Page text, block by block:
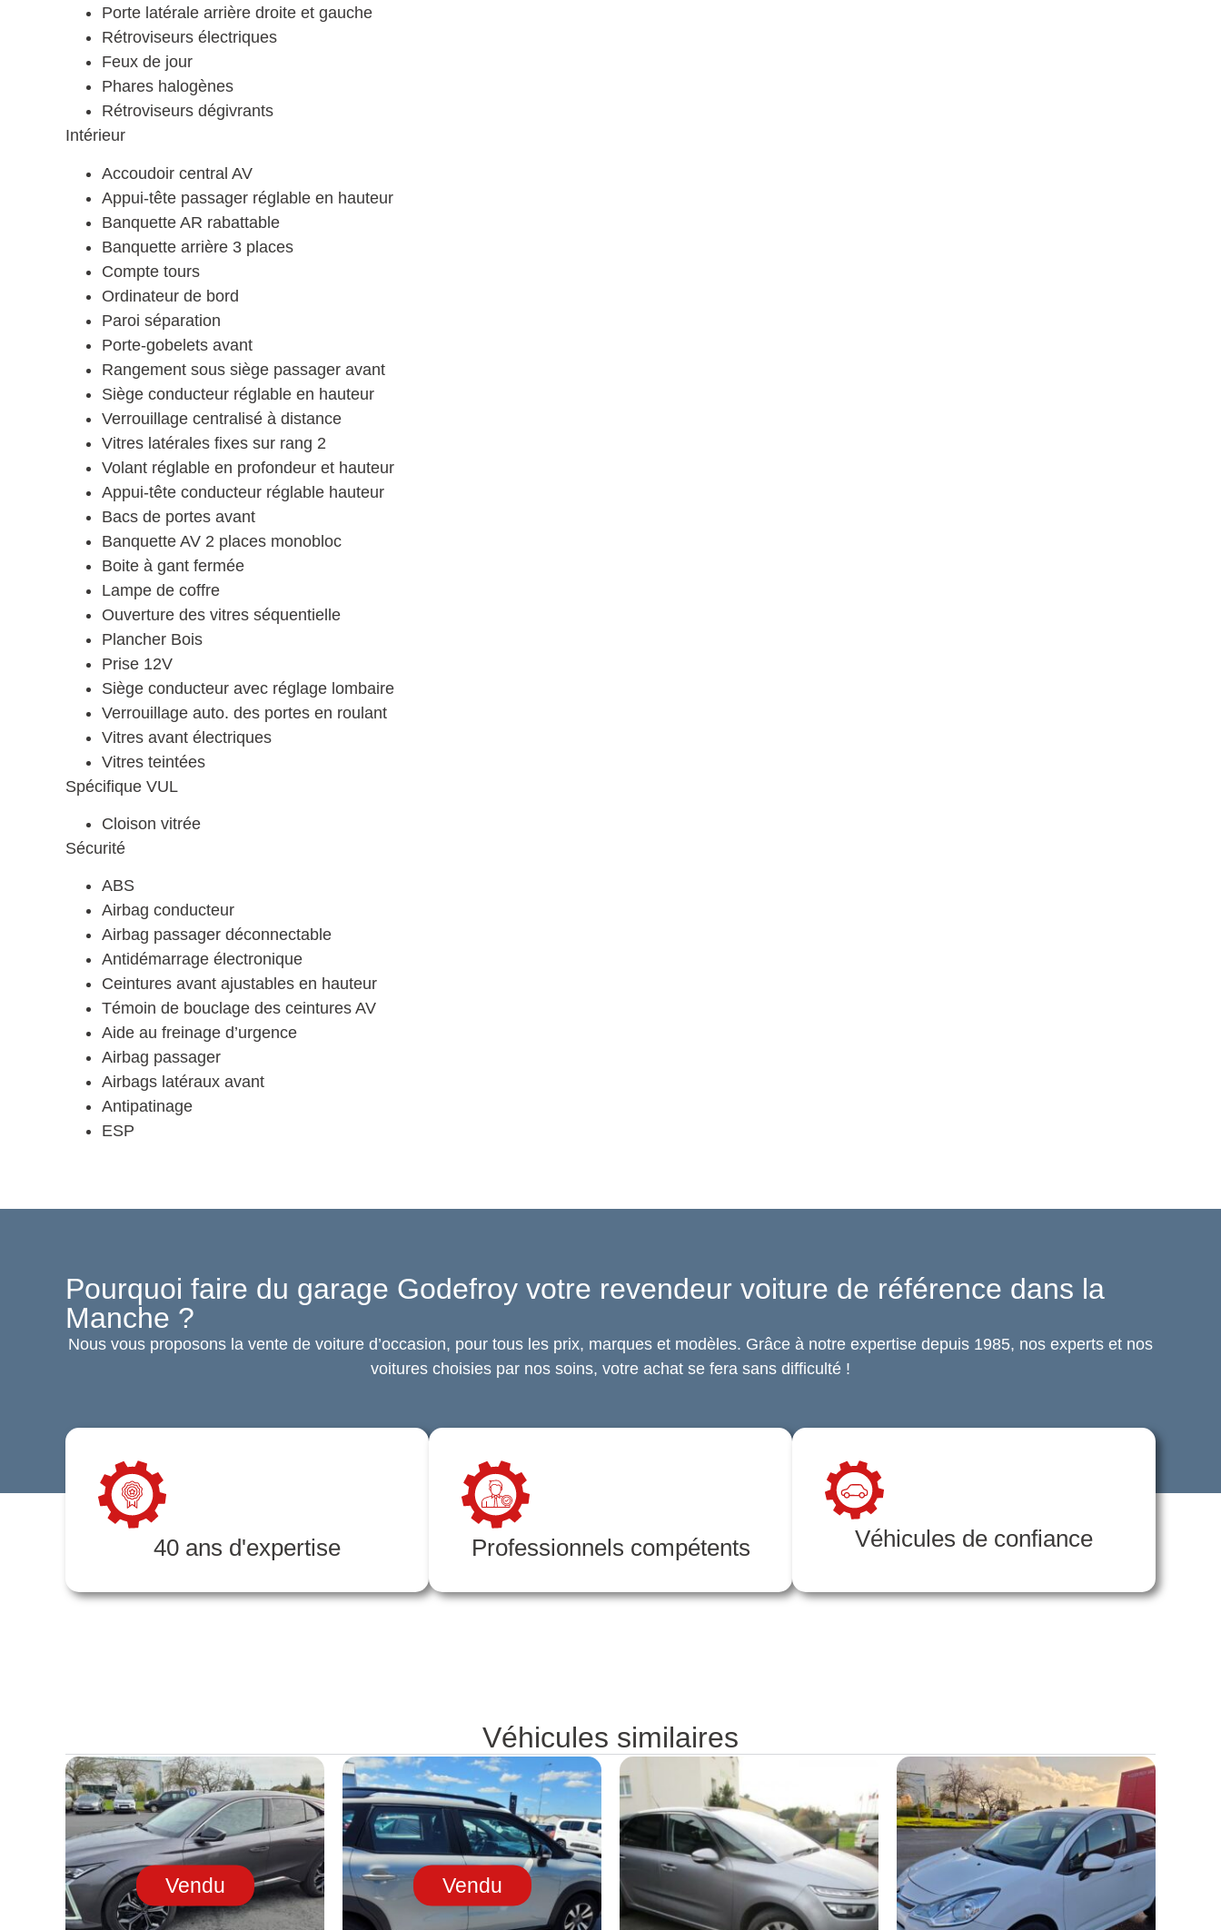
Porte latérale arrière droite et gauche
Rétroviseurs électriques
Feux de jour
Phares halogènes
Rétroviseurs dégivrants
Intérieur
Accoudoir central AV
Appui-tête passager réglable en hauteur
Banquette AR rabattable
Banquette arrière 3 places
Compte tours
Ordinateur de bord
Paroi séparation
Porte-gobelets avant
Rangement sous siège passager avant
Siège conducteur réglable en hauteur
Verrouillage centralisé à distance
Vitres latérales fixes sur rang 2
Volant réglable en profondeur et hauteur
Appui-tête conducteur réglable hauteur
Bacs de portes avant
Banquette AV 2 places monobloc
Boite à gant fermée
Lampe de coffre
Ouverture des vitres séquentielle
Plancher Bois
Prise 12V
Siège conducteur avec réglage lombaire
Verrouillage auto. des portes en roulant
Vitres avant électriques
Vitres teintées
Spécifique VUL
Cloison vitrée
Sécurité
ABS
Airbag conducteur
Airbag passager déconnectable
Antidémarrage électronique
Ceintures avant ajustables en hauteur
Témoin de bouclage des ceintures AV
Aide au freinage d’urgence
Airbag passager
Airbags latéraux avant
Antipatinage
ESP
Pourquoi faire du garage Godefroy votre revendeur voiture de référence dans la
Manche ?
Nous vous proposons la vente de voiture d’occasion, pour tous les prix, marques et modèles. Grâce à notre expertise depuis 1985, nos experts et nos
voitures choisies par nos soins, votre achat se fera sans difficulté !
40 ans d'expertise Professionnels compétents Véhicules de confiance
Véhicules similaires
Vendu Vendu